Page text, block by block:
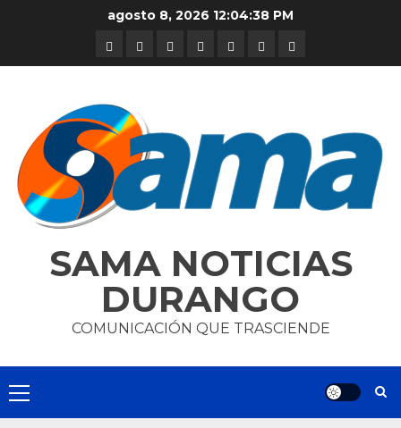
agosto 8, 2026 12:04:39 PM
DURANGO
NACIONAL
INTERNACIONAL
DEPORTES
ENTRETENIMIENTO
CIENCIA
Y
OPINION
SAMA NOTICIAS
DURANGO
COMUNICACIÓN QUE TRASCIENDE
Primary
Menu